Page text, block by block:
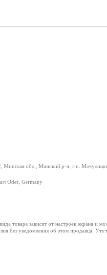
обл., Минский р-н, г.п.
Oder, Germany
товара зависит от настроек экрана и
без уведомления об этом продавца.